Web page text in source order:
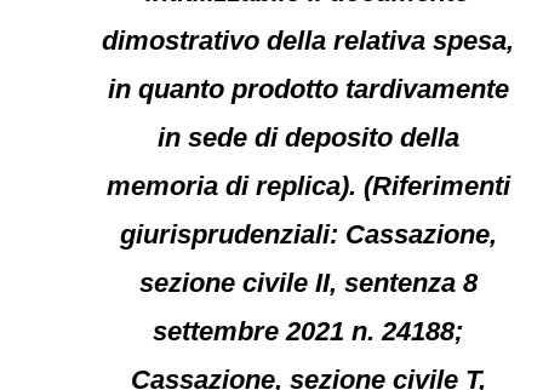
dimostrativo della relativa spesa,
in quanto prodotto tardivamente
in sede di deposito della
memoria di replica). (Riferimenti
giurisprudenziali: Cassazione,
sezione civile II, sentenza 8
settembre 2021 n. 24188;
Cassazione, sezione civile T,